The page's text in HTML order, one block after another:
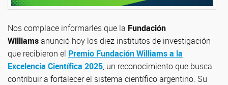
Nos complace informarles que la Fundación
Williamsanunció hoy los diez institutos de investigación
que recibieron el Premio Fundación Williams a la
Excelencia Científica 2025, un reconocimiento que busca
contribuir a fortalecer el sistema científico argentino. Su